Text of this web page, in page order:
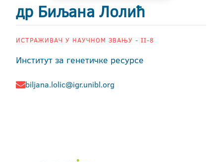
др Биљана Лолић
ИСТРАЖИВАЧ У НАУЧНОМ ЗВАЊУ - II-8
Институт за генетичке ресурсе
biljana.lolic@igr.unibl.org